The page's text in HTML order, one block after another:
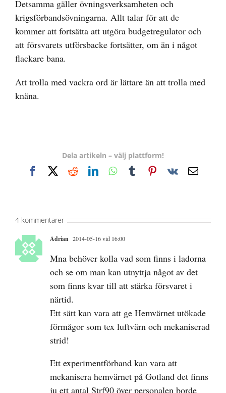
Detsamma gäller övningsverksamheten och
krigsförbandsövningarna. Allt talar för att de
kommer att fortsätta att utgöra budgetregulator och
att försvarets utförsbacke fortsätter, om än i något
flackare bana.
Att trolla med vackra ord är lättare än att trolla med
knäna.
Dela artikeln – välj plattform!
FacebookRedditLinkedInWhatsApp
TumblrPinterest
Vk
E-
4 kommentarer
Adrian 2014-05-16 vid 16:00
Mna behöver kolla vad som finns i ladorna
och se om man kan utnyttja något av det
som finns kvar till att stärka försvaret i
närtid.
Ett sätt kan vara att ge Hemvärnet utökade
förmågor som tex luftvärn och mekaniserad
strid!
Ett experimentförband kan vara att
mekanisera hemvärnet på Gotland det finns
ju ett antal Strf90 över personalen borde